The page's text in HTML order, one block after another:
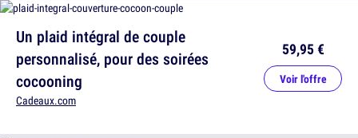
Un plaid intégral de couple
personnalisé, pour des soirées
cocooning
Cadeaux.com
59,95 €
Voir l'offre